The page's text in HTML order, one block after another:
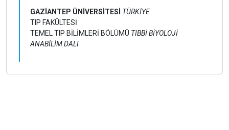
GAZİANTEP ÜNİVERSİTESİ TÜRKİYE
TIP FAKÜLTESİ
TEMEL TIP BİLİMLERİ BÖLÜMÜ TIBBİ BİYOLOJİ
ANABİLİM DALI